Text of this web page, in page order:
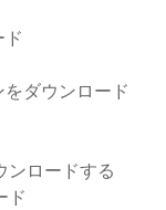
ダウンロード
ンロードする
ド